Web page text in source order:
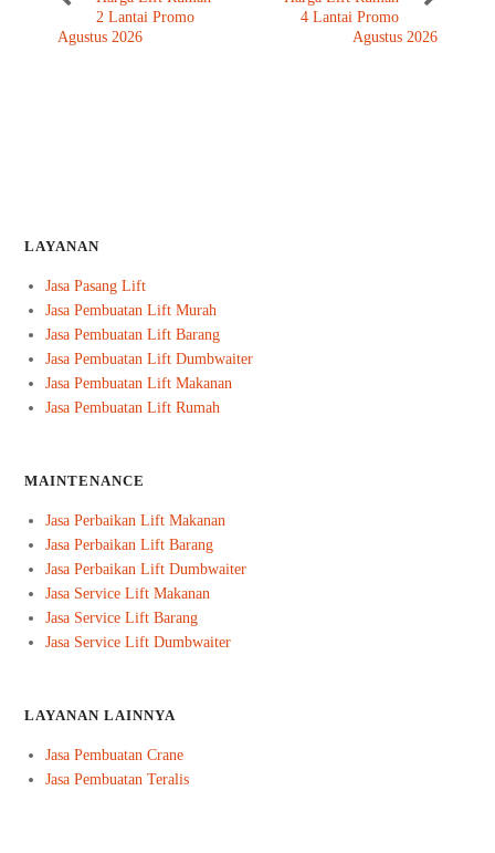
2 Lantai Promo
Agustus 2026
4 Lantai Promo
Agustus 2026
LAYANAN
Jasa Pasang Lift
Jasa Pembuatan Lift Murah
Jasa Pembuatan Lift Barang
Jasa Pembuatan Lift Dumbwaiter
Jasa Pembuatan Lift Makanan
Jasa Pembuatan Lift Rumah
MAINTENANCE
Jasa Perbaikan Lift Makanan
Jasa Perbaikan Lift Barang
Jasa Perbaikan Lift Dumbwaiter
Jasa Service Lift Makanan
Jasa Service Lift Barang
Jasa Service Lift Dumbwaiter
LAYANAN LAINNYA
Jasa Pembuatan Crane
Jasa Pembuatan Teralis